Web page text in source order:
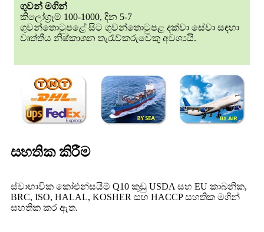
ගුවන් මගින්
කිලෝග්‍රෑම් 100-1000, දින 5-7
ගුවන්තොටුපළේ සිට ගුවන්තොටුපළ දක්වා සේවා සඳහා
වෘත්තීය නිෂ්කාශන තැරැව්කරුවෙකු අවශ්‍යයි.
සහතික කිරීම
ස්වාභාවික කෝඑන්සයිම් Q10 කුඩු USDA සහ EU කාබනික,
BRC, ISO, HALAL, KOSHER සහ HACCP සහතික මගින්
සහතික කර ඇත.